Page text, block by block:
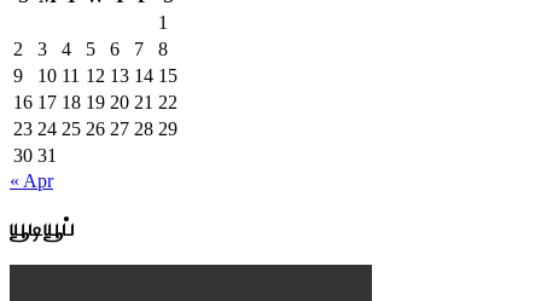
1
2
3 4 5 6 7
8
9
10 11 12 13 14 15
16 17 18 19 20 21 22
23 24 25 26 27 28 29
30 31
« Apr
யூடியூப்